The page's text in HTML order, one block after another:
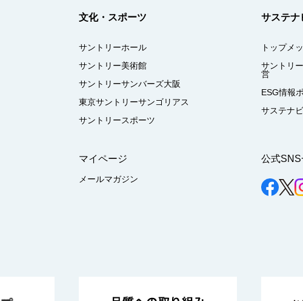
文化・スポーツ
サントリーホール
サントリー美術館
サントリーサンバーズ大阪
東京サントリーサンゴリアス
サントリースポーツ
サステナ
トップメ
サントリ
営
ESG情報
サステナ
マイページ
メールマガジン
公式SNS